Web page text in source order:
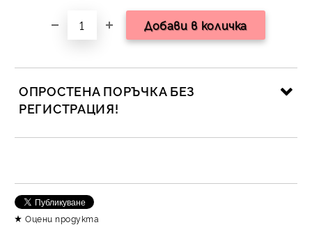
ОПРОСТЕНА ПОРЪЧКА БЕЗ
РЕГИСТРАЦИЯ!
Съгласен съм с
Оцени продукта